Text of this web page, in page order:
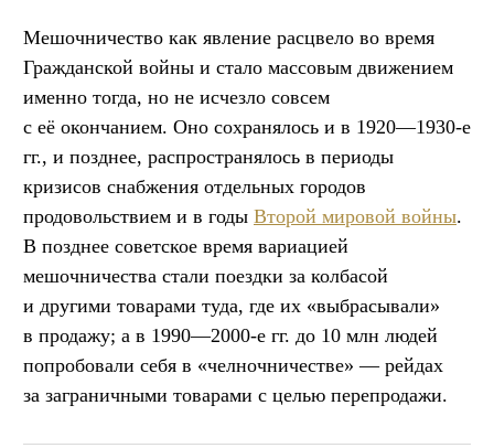
Мешочничество как явление расцвело во время
Гражданской войны и стало массовым движением
именно тогда, но не исчезло совсем
с её окончанием. Оно сохранялось и в 1920—1930-е
гг., и позднее, распространялось в периоды
кризисов снабжения отдельных городов
продовольствием и в годы Второй мировой войны.
В позднее советское время вариацией
мешочничества стали поездки за колбасой
и другими товарами туда, где их «выбрасывали»
в продажу; а в 1990—2000-е гг. до 10 млн людей
попробовали себя в «челночничестве» — рейдах
за заграничными товарами с целью перепродажи.